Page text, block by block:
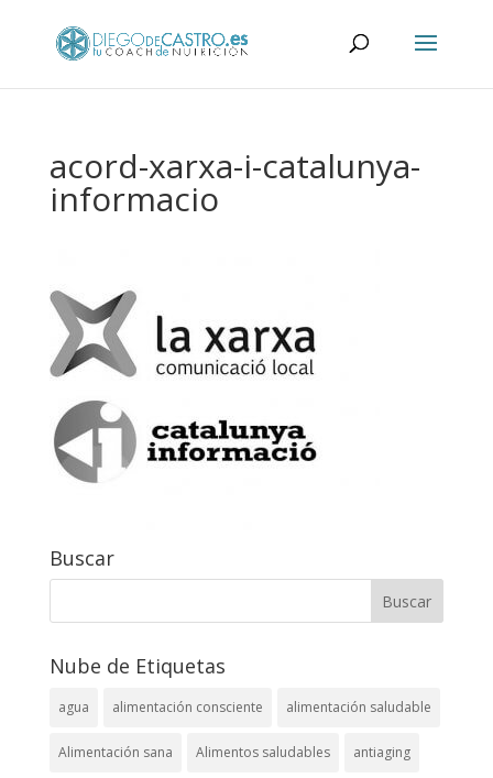
acord-xarxa-i-catalunya-
informacio
Buscar
Nube de Etiquetas
agua alimentación consciente alimentación saludable
Alimentación sana Alimentos saludables antiaging